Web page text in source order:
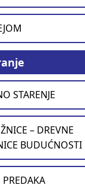
STARENJE
– DREVNE
BUDUĆNOSTI